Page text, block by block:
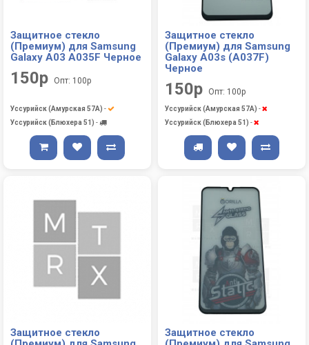
Защитное стекло
(Премиум) для Samsung
Galaxy A03 A035F Черное
150р Опт: 100р
Уссурийск (Амурская 57А) -
Уссурийск (Блюхера 51) -
Защитное стекло
(Премиум) для Samsung
Galaxy A03s (A037F)
Черное
150р Опт: 100р
Уссурийск (Амурская 57А) -
Уссурийск (Блюхера 51) -
Защитное стекло
Защитное стекло